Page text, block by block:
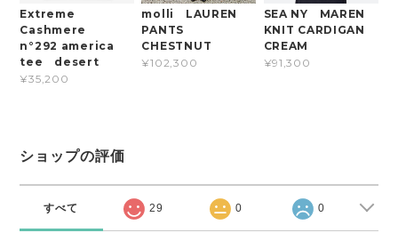
Extreme
Cashmere
n°292 america
tee desert
¥35,200
molli LAUREN
PANTS
CHESTNUT
¥102,300
SEA NY MAREN
KNIT CARDIGAN
CREAM
¥91,300
ショップの評価
すべて 29 0 0